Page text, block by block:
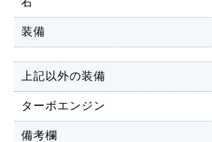
装備
上記以外の装備
ターボエンジン
備考欄